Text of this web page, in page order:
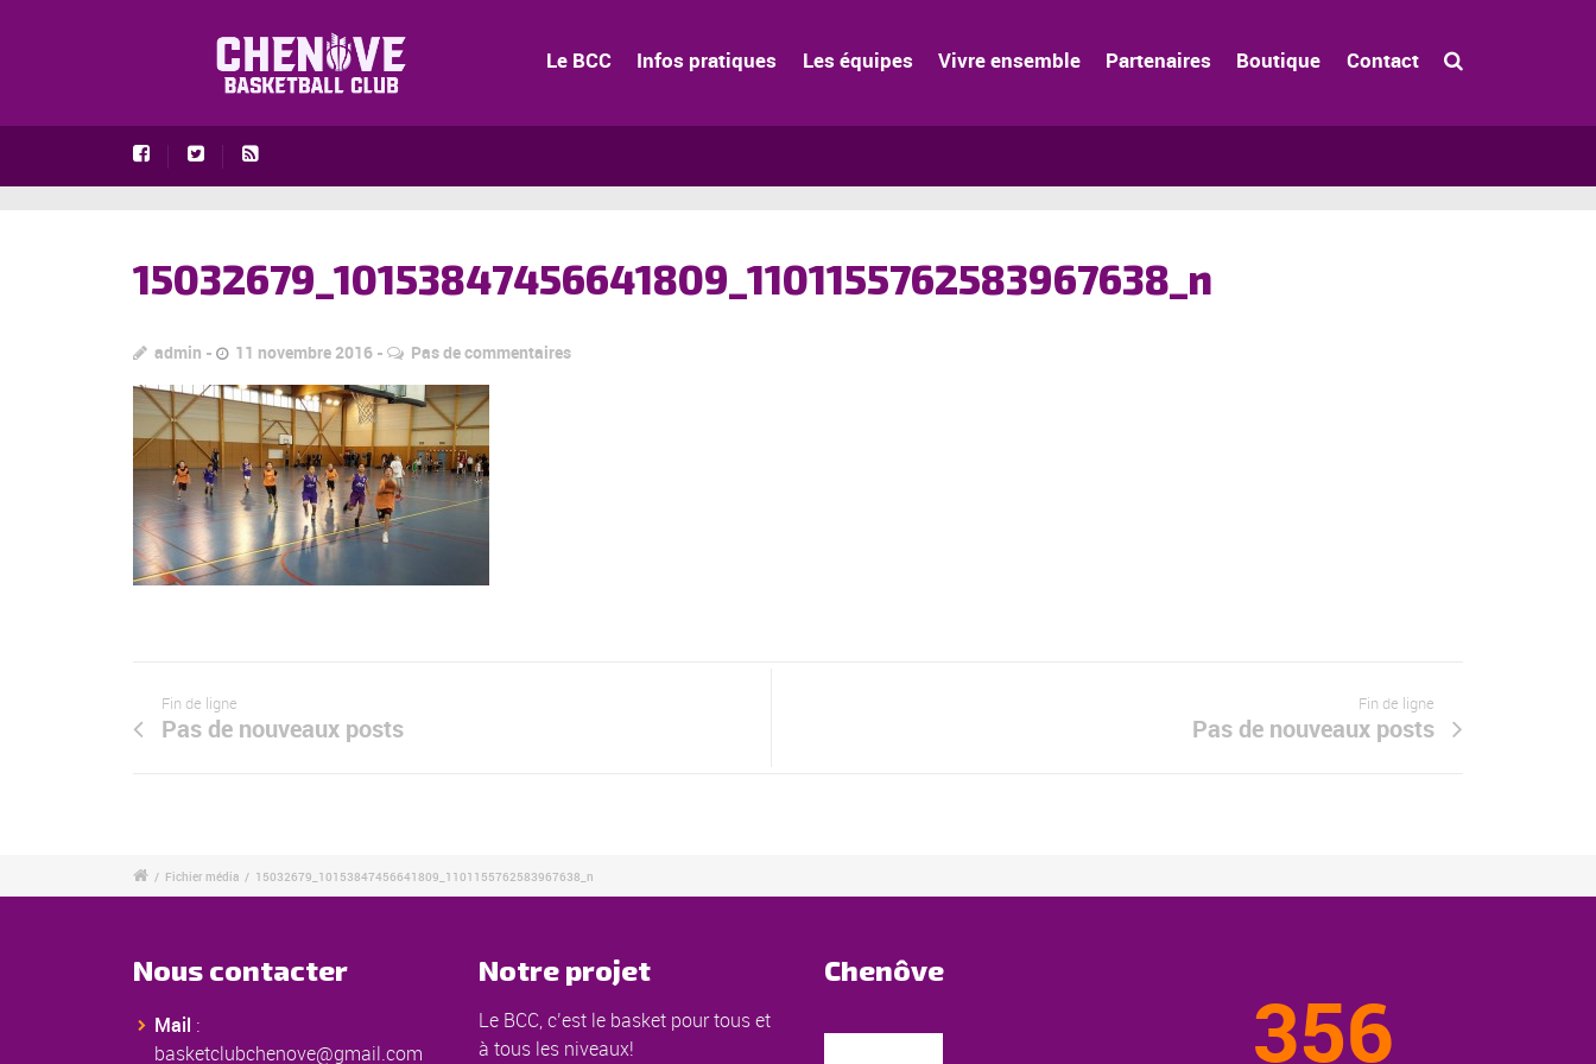
Le BCC Infos pratiques Les équipes Vivre ensemble Partenaires Boutique Contact
15032679_10153847456641809_1101155762583967638_n
admin 11 novembre 2016 Pas de commentaires
Fin de ligne
Pas de nouveaux posts
Fin de ligne
Pas de nouveaux posts
/ Fichier média / 15032679_10153847456641809_1101155762583967638_n
Nous contacter
Mail :
basketclubchenove@gmail.com
Notre projet
Le BCC, c’est le basket pour tous et
à tous les niveaux!
Chenôve
356